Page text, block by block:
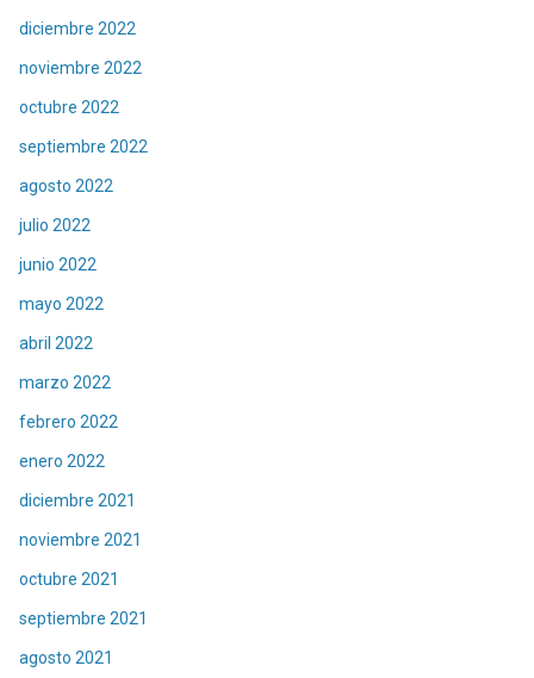
diciembre 2022
noviembre 2022
octubre 2022
septiembre 2022
agosto 2022
julio 2022
junio 2022
mayo 2022
abril 2022
marzo 2022
febrero 2022
enero 2022
diciembre 2021
noviembre 2021
octubre 2021
septiembre 2021
agosto 2021